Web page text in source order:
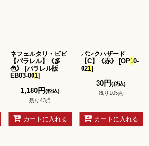
ネフェルタリ・ビビ
【パラレル】《多
色》
[パラレル版
EB03-001]
1,180円(税込)
残り43点
カートに入れる
パンクハザード
【C】《赤》
[OP10-
021]
30円(税込)
残り105点
カートに入れる